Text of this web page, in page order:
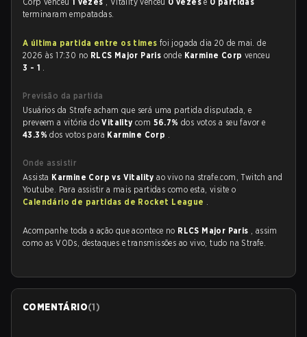
terminaram empatadas.
A última partida entre os times foi jogada dia 20 de mai. de
2026 às 17:30 no RLCS Major Paris onde Karmine Corp venceu
3 - 1 .
Previsão da partida
Usuários da Strafe acham que será uma partida disputada, e
preveem a vitória doVitalitycom 56.7%dos votos a seu favor e
43.3%dos votos para Karmine Corp .
Onde assistir
Assista Karmine Corp vs Vitalityao vivo na strafe.com, Twitch and
Youtube. Para assistir a mais partidas como esta, visite o
Calendário de partidas de Rocket League .
Acompanhe toda a ação que acontece no RLCS Major Paris , assim
como as VODs, destaques e transmissões ao vivo, tudo na Strafe.
COMENTÁRIO(1)